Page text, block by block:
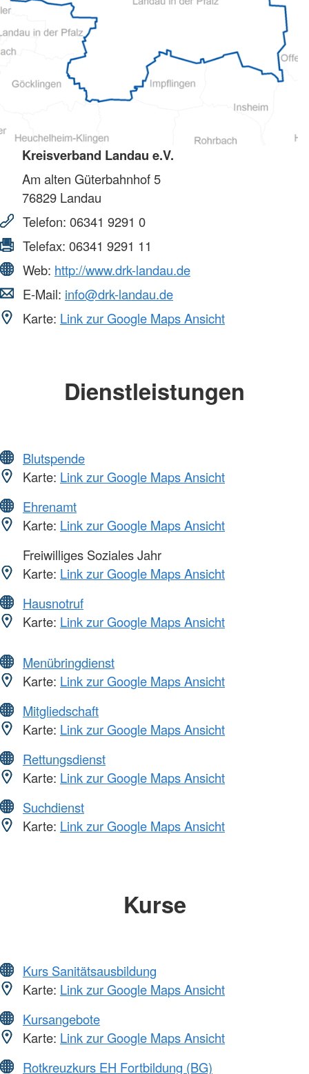
Kreisverband Landau e.V.
Am alten Güterbahnhof 5
76829 Landau
Telefon: 06341 9291 0
Telefax: 06341 9291 11
Web: http://www.drk-landau.de
E-Mail: info@drk-landau.de
Karte: Link zur Google Maps Ansicht
Dienstleistungen
Blutspende
Karte: Link zur Google Maps Ansicht
Ehrenamt
Karte: Link zur Google Maps Ansicht
Freiwilliges Soziales Jahr
Karte: Link zur Google Maps Ansicht
Hausnotruf
Karte: Link zur Google Maps Ansicht
Menübringdienst
Karte: Link zur Google Maps Ansicht
Mitgliedschaft
Karte: Link zur Google Maps Ansicht
Rettungsdienst
Karte: Link zur Google Maps Ansicht
Suchdienst
Karte: Link zur Google Maps Ansicht
Kurse
Kurs Sanitätsausbildung
Karte: Link zur Google Maps Ansicht
Kursangebote
Karte: Link zur Google Maps Ansicht
Rotkreuzkurs EH Fortbildung (BG)